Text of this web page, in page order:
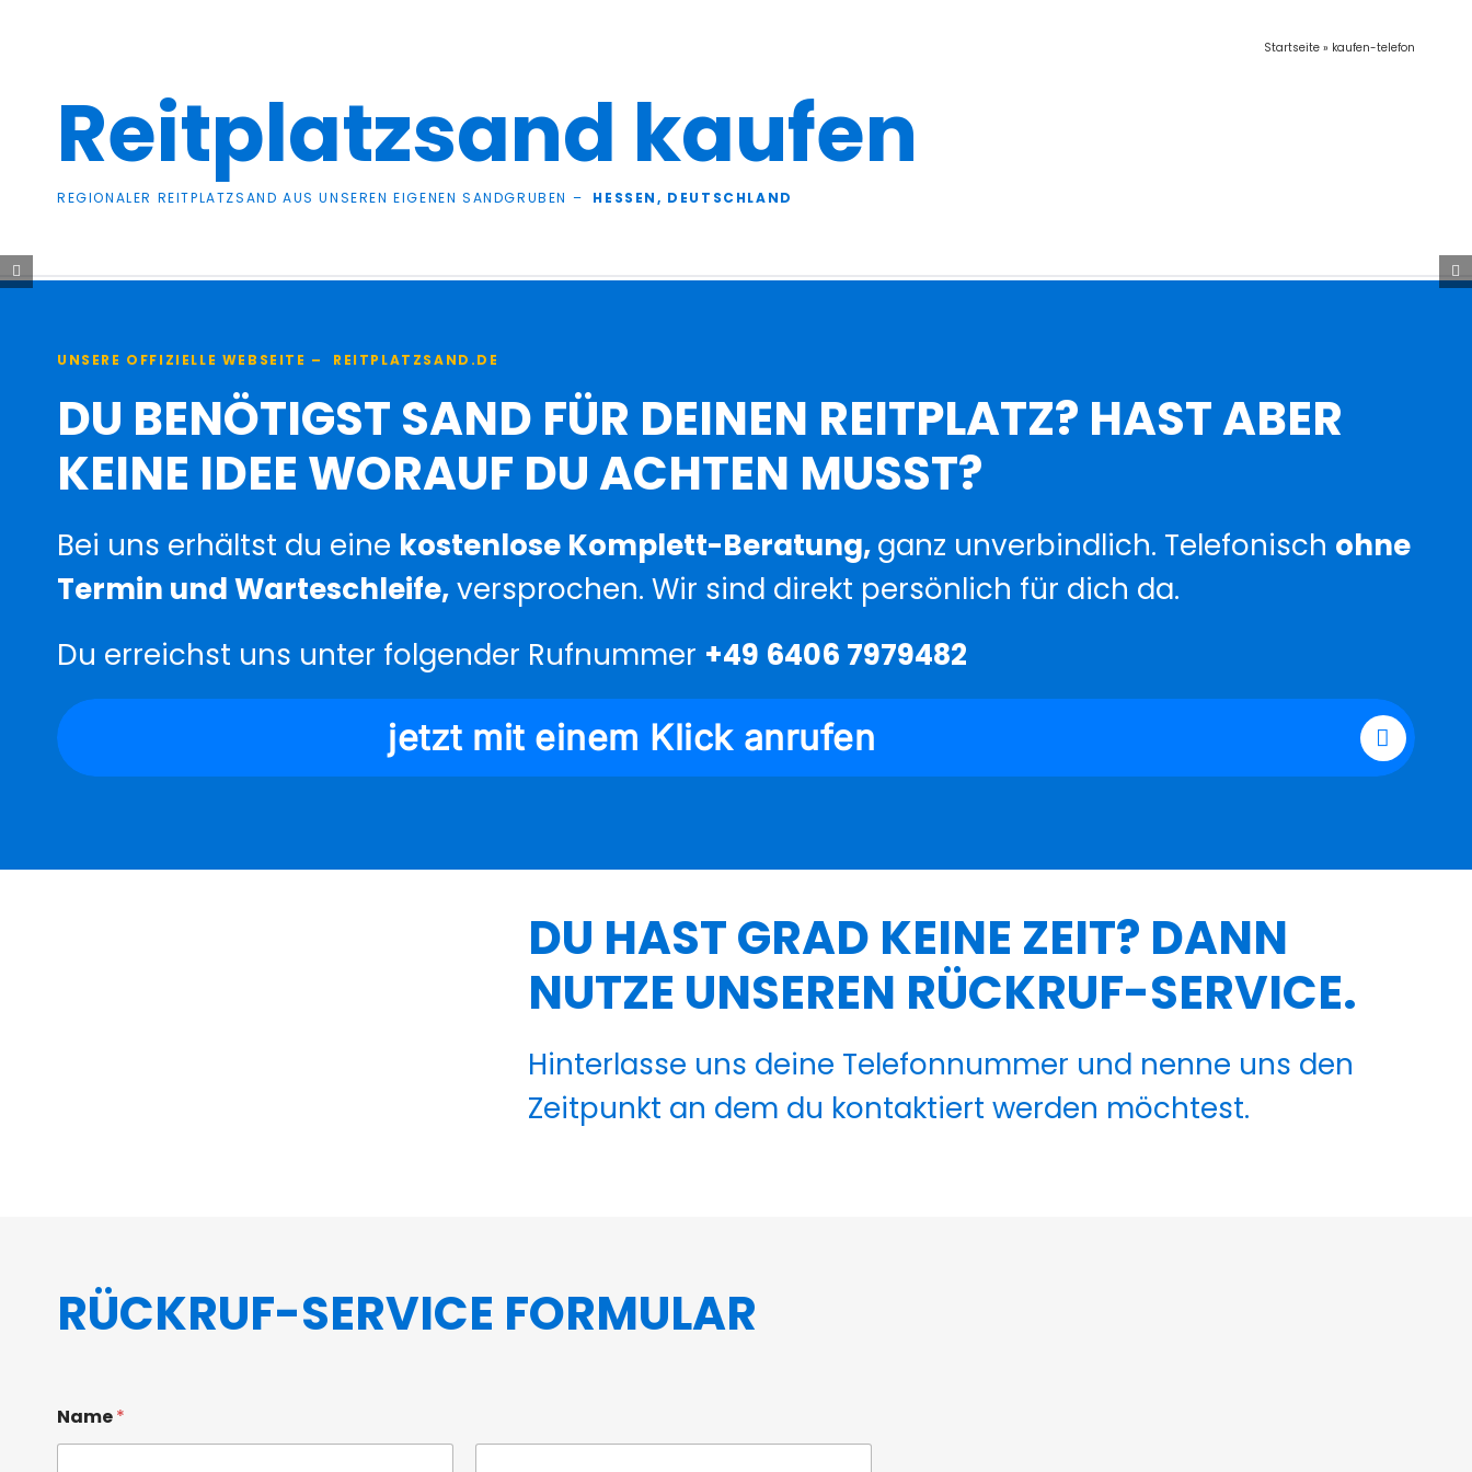
Startseite » kaufen-telefon
Reitplatzsand kaufen
REGIONALER REITPLATZSAND AUS UNSEREN EIGENEN SANDGRUBEN – HESSEN, DEUTSCHLAND
UNSERE OFFIZIELLE WEBSEITE – REITPLATZSAND.DE
DU BENÖTIGST SAND FÜR DEINEN REITPLATZ? HAST ABER
KEINE IDEE WORAUF DU ACHTEN MUSST?
Bei uns erhältst du eine kostenlose Komplett-Beratung,ganz unverbindlich. Telefonisch ohne
Termin und Warteschleife,versprochen. Wir sind direkt persönlich für dich da.
Du erreichst uns unter folgender Rufnummer +49 6406 7979482
jetzt mit einem Klick anrufen
DU HAST GRAD KEINE ZEIT? DANN
NUTZE UNSEREN RÜCKRUF-SERVICE.
Hinterlasse uns deine Telefonnummer und nenne uns den
Zeitpunkt an dem du kontaktiert werden möchtest.
RÜCKRUF-SERVICE FORMULAR
Name*